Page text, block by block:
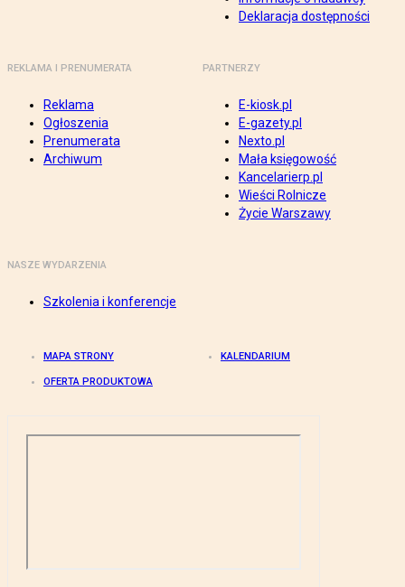
Deklaracja dostępności
REKLAMA I PRENUMERATA
Reklama
Ogłoszenia
Prenumerata
Archiwum
PARTNERZY
E-kiosk.pl
E-gazety.pl
Nexto.pl
Mała księgowość
Kancelarierp.pl
Wieści Rolnicze
Życie Warszawy
NASZE WYDARZENIA
Szkolenia i konferencje
MAPA STRONY KALENDARIUM
OFERTA PRODUKTOWA